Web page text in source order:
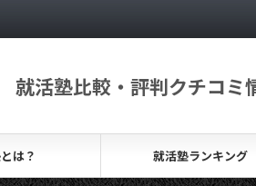
就活塾比較・評判クチコミ
は？ 就活塾ランキング